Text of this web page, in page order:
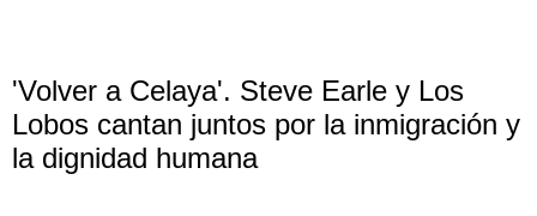
'Volver a Celaya'. Steve Earle y Los
Lobos cantan juntos por la inmigración y
la dignidad humana